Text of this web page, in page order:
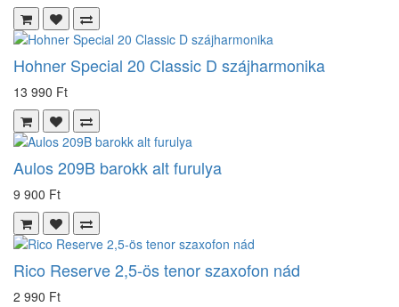
Hohner Special 20 Classic D szájharmonika
13 990 Ft
Aulos 209B barokk alt furulya
9 900 Ft
Rico Reserve 2,5-ös tenor szaxofon nád
2 990 Ft